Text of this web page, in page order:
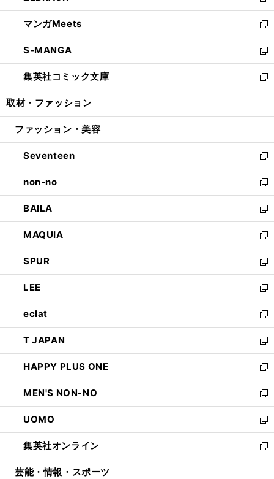
開
く
ウ
で
開
く
ン
ド
ウ
で
開
く
ウ
ィ
ン
ド
ウ
で
開
し
い
ウ
ィ
ン
ド
ウ
開
マンガMeets
新
し
い
ウ
ィ
ン
ウ
開
く
S-MANGA
新
し
い
ウ
ン
ウ
で
開
く
集英社コミック文庫
新
し
ウ
ン
ド
ウ
で
開
く
取材・ファッション
ファッション・美容
Seventeen
新
し
い
ウ
ィ
ン
ド
ウ
で
開
く
non-no
新
し
い
ウ
ィ
ン
ド
ウ
で
開
く
BAILA
新
し
い
ウ
ィ
ン
ド
ウ
で
開
く
MAQUIA
新
し
い
ウ
ィ
ン
ド
ウ
で
開
く
SPUR
新
し
い
ウ
ィ
ン
ド
ウ
で
開
く
LEE
新
し
い
ウ
ィ
ン
ド
ウ
で
開
く
eclat
新
し
い
ウ
ィ
ン
ド
ウ
で
開
く
T JAPAN
新
し
い
ウ
ィ
ン
ド
ウ
で
開
HAPPY PLUS ONE
新
し
い
ウ
ィ
ン
ド
ウ
MEN'S NON-NO
新
し
い
ウ
ィ
ン
UOMO
新
し
い
ウ
集英社オンライン
新
し
芸能・情報・スポーツ